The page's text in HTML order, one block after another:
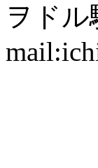
ヲドル